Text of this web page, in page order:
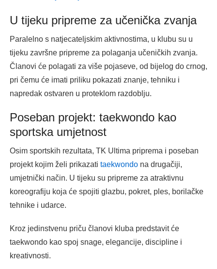
U tijeku pripreme za učenička zvanja
Paralelno s natjecateljskim aktivnostima, u klubu su u
tijeku završne pripreme za polaganja učeničkih zvanja.
Članovi će polagati za više pojaseve, od bijelog do crnog,
pri čemu će imati priliku pokazati znanje, tehniku i
napredak ostvaren u proteklom razdoblju.
Poseban projekt: taekwondo kao
sportska umjetnost
Osim sportskih rezultata, TK Ultima priprema i poseban
projekt kojim želi prikazati taekwondo na drugačiji,
umjetnički način. U tijeku su pripreme za atraktivnu
koreografiju koja će spojiti glazbu, pokret, ples, borilačke
tehnike i udarce.
Kroz jedinstvenu priču članovi kluba predstavit će
taekwondo kao spoj snage, elegancije, discipline i
kreativnosti.